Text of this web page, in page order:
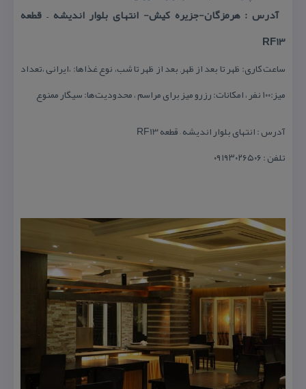
آدرس : هرمزگان-جزیره كیش- انتهای بلوار اندیشه – قطعه
RF13
ساعت كاری: ظهر تا بعد از ظهر, بعد از ظهر تا شب، نوع غذاها: ،ایرانی ،تعداد
میز:۱۰۰ نفر ، امكانات: رزرو میز برای مراسم ، محدودیت‌ها: سیگار ممنوع
آدرس : انتهای بلوار اندیشه – قطعه RF13
تلفن : ۰۹۱۹۳۰۲۶۵۰۶